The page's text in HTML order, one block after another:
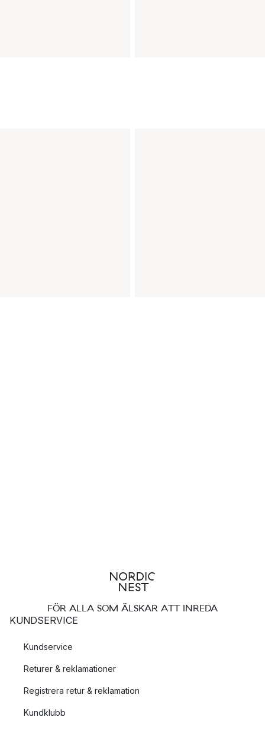
FÖR ALLA SOM ÄLSKAR ATT INREDA
KUNDSERVICE
Kundservice
Returer & reklamationer
Registrera retur & reklamation
Kundklubb